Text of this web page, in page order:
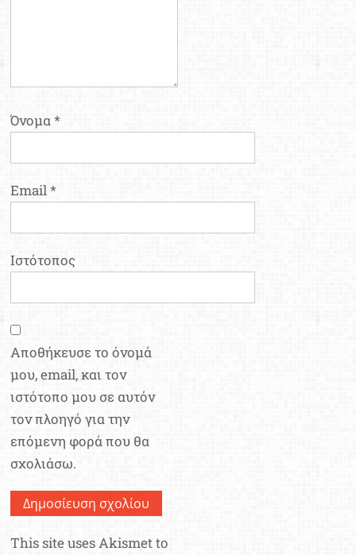
Όνομα*
Email*
Ιστότοπος
Αποθήκευσε το όνομά
μου, email, και τον
ιστότοπο μου σε αυτόν
τον πλοηγό για την
επόμενη φορά που θα
σχολιάσω.
This site uses Akismet to